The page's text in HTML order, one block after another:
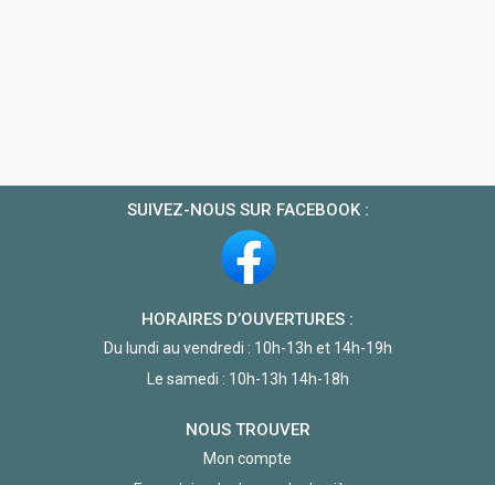
SUIVEZ-NOUS SUR FACEBOOK :
HORAIRES D’OUVERTURES :
Du lundi au vendredi : 10h-13h et 14h-19h
Le samedi : 10h-13h 14h-18h
NOUS TROUVER
Mon compte